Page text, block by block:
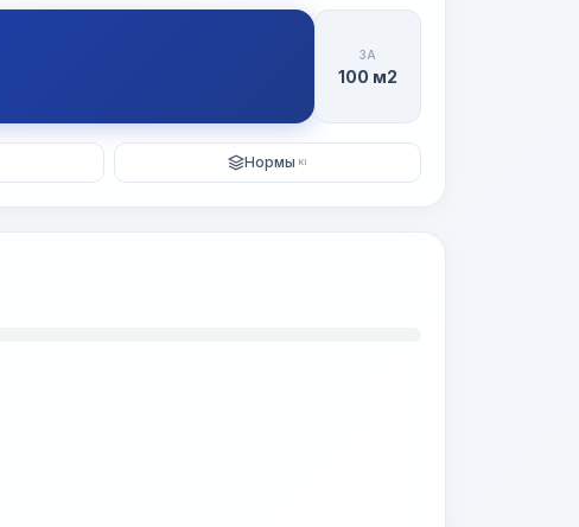
ЗА
100 м2
Нормы KI